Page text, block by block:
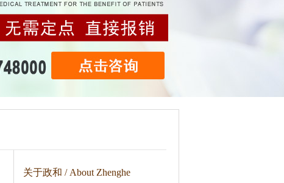
关于政和 / About Zhenghe